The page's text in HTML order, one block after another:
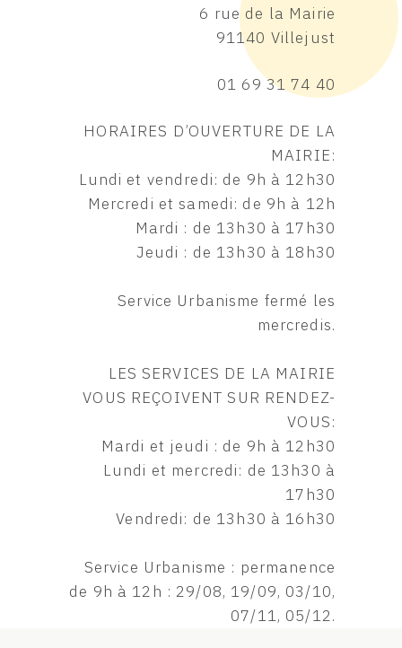
6 rue de la Mairie
91140 Villejust
01 69 31 74 40
HORAIRES D’OUVERTURE DE LA
MAIRIE:
Lundi et vendredi: de 9h à 12h30
Mercredi et samedi: de 9h à 12h
Mardi : de 13h30 à 17h30
Jeudi : de 13h30 à 18h30
Service Urbanisme fermé les
mercredis.
LES SERVICES DE LA MAIRIE
VOUS REÇOIVENT SUR RENDEZ-
VOUS:
Mardi et jeudi : de 9h à 12h30
Lundi et mercredi: de 13h30 à
17h30
Vendredi: de 13h30 à 16h30
Service Urbanisme : permanence
de 9h à 12h : 29/08, 19/09, 03/10,
07/11, 05/12.